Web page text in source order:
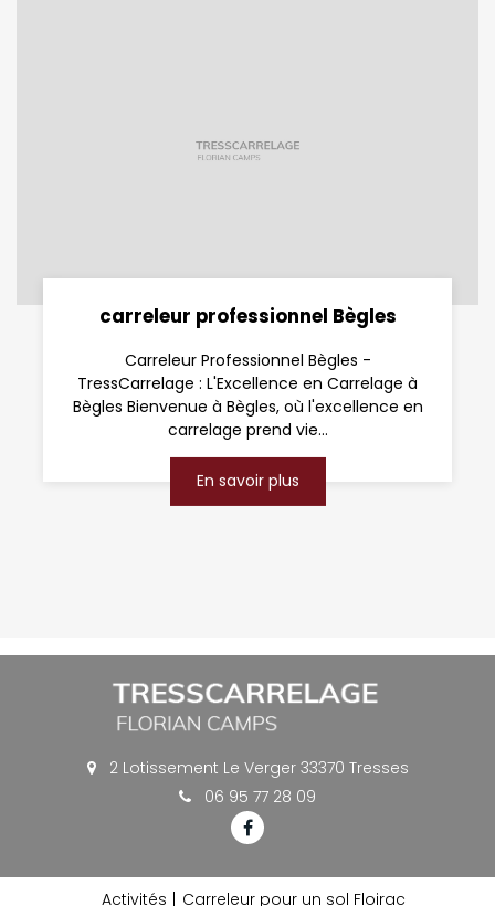
carreleur professionnel Bègles
Carreleur Professionnel Bègles -
TressCarrelage : L'Excellence en Carrelage à
Bègles Bienvenue à Bègles, où l'excellence en
carrelage prend vie...
En savoir plus
2 Lotissement Le Verger 33370 Tresses
06 95 77 28 09
Activités Carreleur pour un sol Floirac